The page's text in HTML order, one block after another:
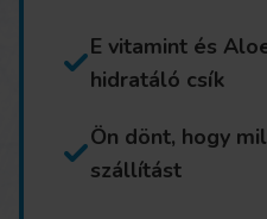
E vitamint és
hidratáló csík
Ön dönt, hogy
szállítást